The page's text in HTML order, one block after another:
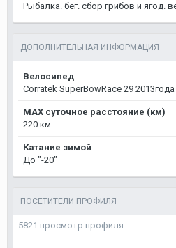
Рыбалка. бег. сбор грибов и ягод.
ДОПОЛНИТЕЛЬНАЯ ИНФОРМАЦИЯ
Велосипед
Corratek SuperBowRace 29 2013года
MAX суточное расстояние (км)
220 км
Катание зимой
До "-20"
ПОСЕТИТЕЛИ ПРОФИЛЯ
5821 просмотр профиля